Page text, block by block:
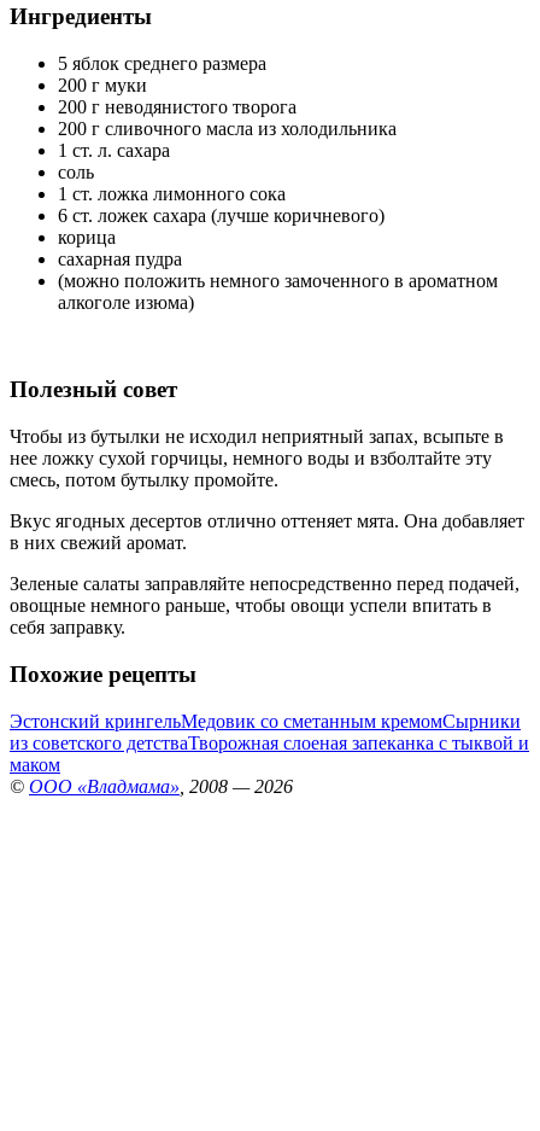
Ингредиенты
5 яблок среднего размера
200 г муки
200 г неводянистого творога
200 г сливочного масла из холодильника
1 ст. л. сахара
соль
1 ст. ложка лимонного сока
6 ст. ложек сахара (лучше коричневого)
корица
сахарная пудра
(можно положить немного замоченного в ароматном
алкоголе изюма)
Полезный совет
Чтобы из бутылки не исходил неприятный запах, всыпьте в
нее ложку сухой горчицы, немного воды и взболтайте эту
смесь, потом бутылку промойте.
Вкус ягодных десертов отлично оттеняет мята. Она добавляет
в них свежий аромат.
Зеленые салаты заправляйте непосредственно перед подачей,
овощные немного раньше, чтобы овощи успели впитать в
себя заправку.
Похожие рецепты
Эстонский крингельМедовик со сметанным кремомСырники
из советского детстваТворожная слоеная запеканка с тыквой и
маком
© ООО «Владмама» , 2008 — 2026